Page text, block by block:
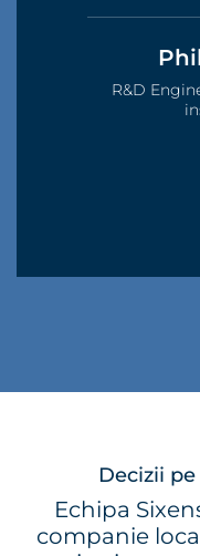
R&D
Decizii
Echipa
companie